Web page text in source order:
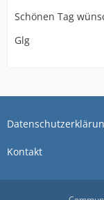
Schönen Tag
Glg
Kontakt